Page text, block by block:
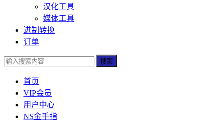
汉化工具
媒体工具
进制转换
订单
搜索
首页
VIP会员
用户中心
NS金手指